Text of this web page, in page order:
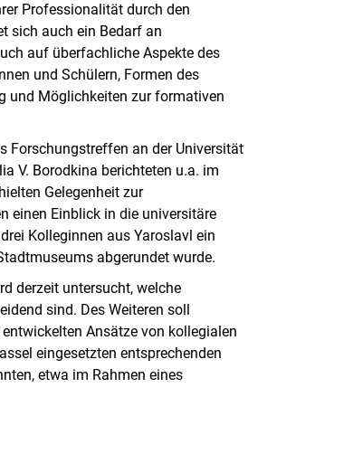
Professionalität durch den
sich auch ein Bedarf an
auf überfachliche Aspekte des
und Schülern, Formen des
und Möglichkeiten zur formativen
Forschungstreffen an der Universität
V. Borodkina berichteten u.a. im
Gelegenheit zur
einen Einblick in die universitäre
Kolleginnen aus Yaroslavl ein
abgerundet wurde.
derzeit untersucht, welche
sind. Des Weiteren soll
Ansätze von kollegialen
eingesetzten entsprechenden
etwa im Rahmen eines